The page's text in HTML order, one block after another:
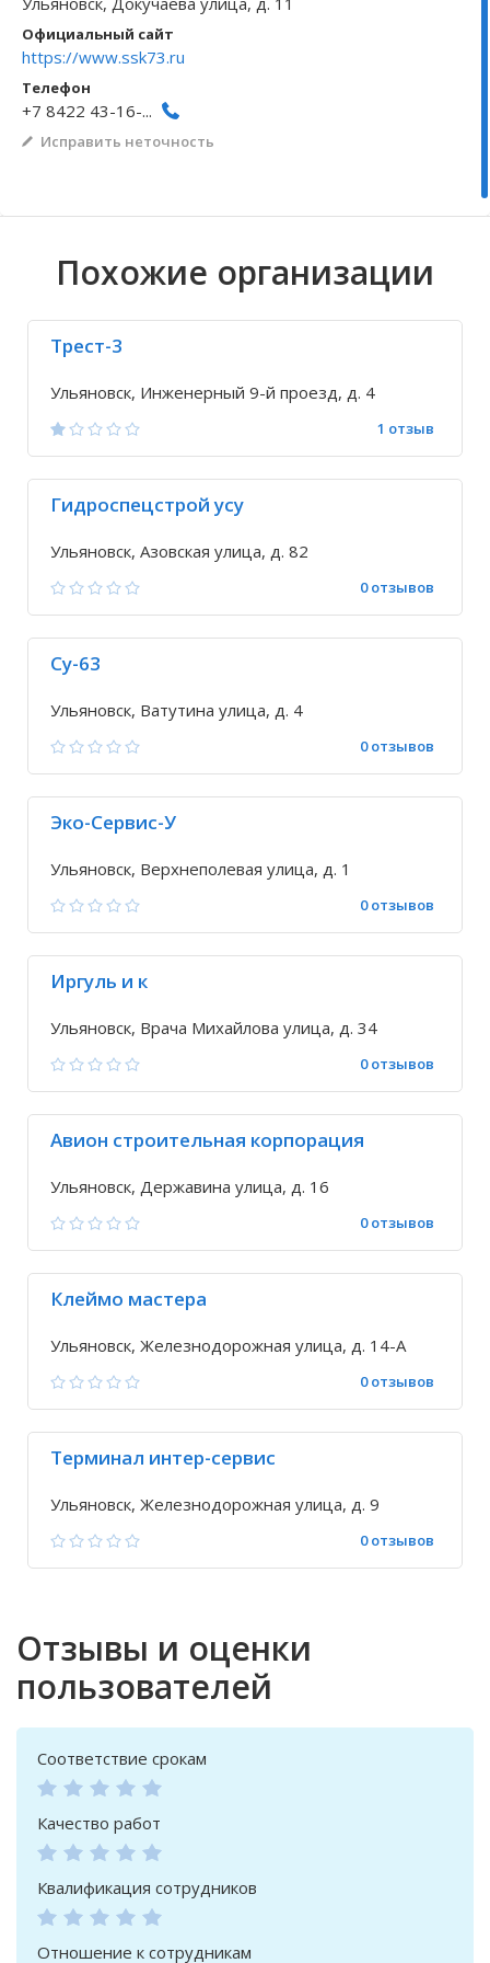
Волгоградская область
Кировоградская область
Восточно-Казахстанская область
Архангельское
Официальный сайт
https://www.ssk73.ru
Телефон
+7 8422 43-16-...
Исправить неточность
Похожие организации
Трест-3
Ульяновск, Инженерный 9-й проезд, д. 4
1 отзыв
Гидроспецстрой усу
Ульяновск, Азовская улица, д. 82
0 отзывов
Су-63
Ульяновск, Ватутина улица, д. 4
0 отзывов
Эко-Сервис-У
Ульяновск, Верхнеполевая улица, д. 1
0 отзывов
Иргуль и к
Ульяновск, Врача Михайлова улица, д. 34
0 отзывов
Авион строительная корпорация
Ульяновск, Державина улица, д. 16
0 отзывов
Клеймо мастера
Ульяновск, Железнодорожная улица, д. 14-А
0 отзывов
Терминал интер-сервис
Ульяновск, Железнодорожная улица, д. 9
0 отзывов
Отзывы и оценки
пользователей
Соответствие срокам
Качество работ
Квалификация сотрудников
Отношение к сотрудникам